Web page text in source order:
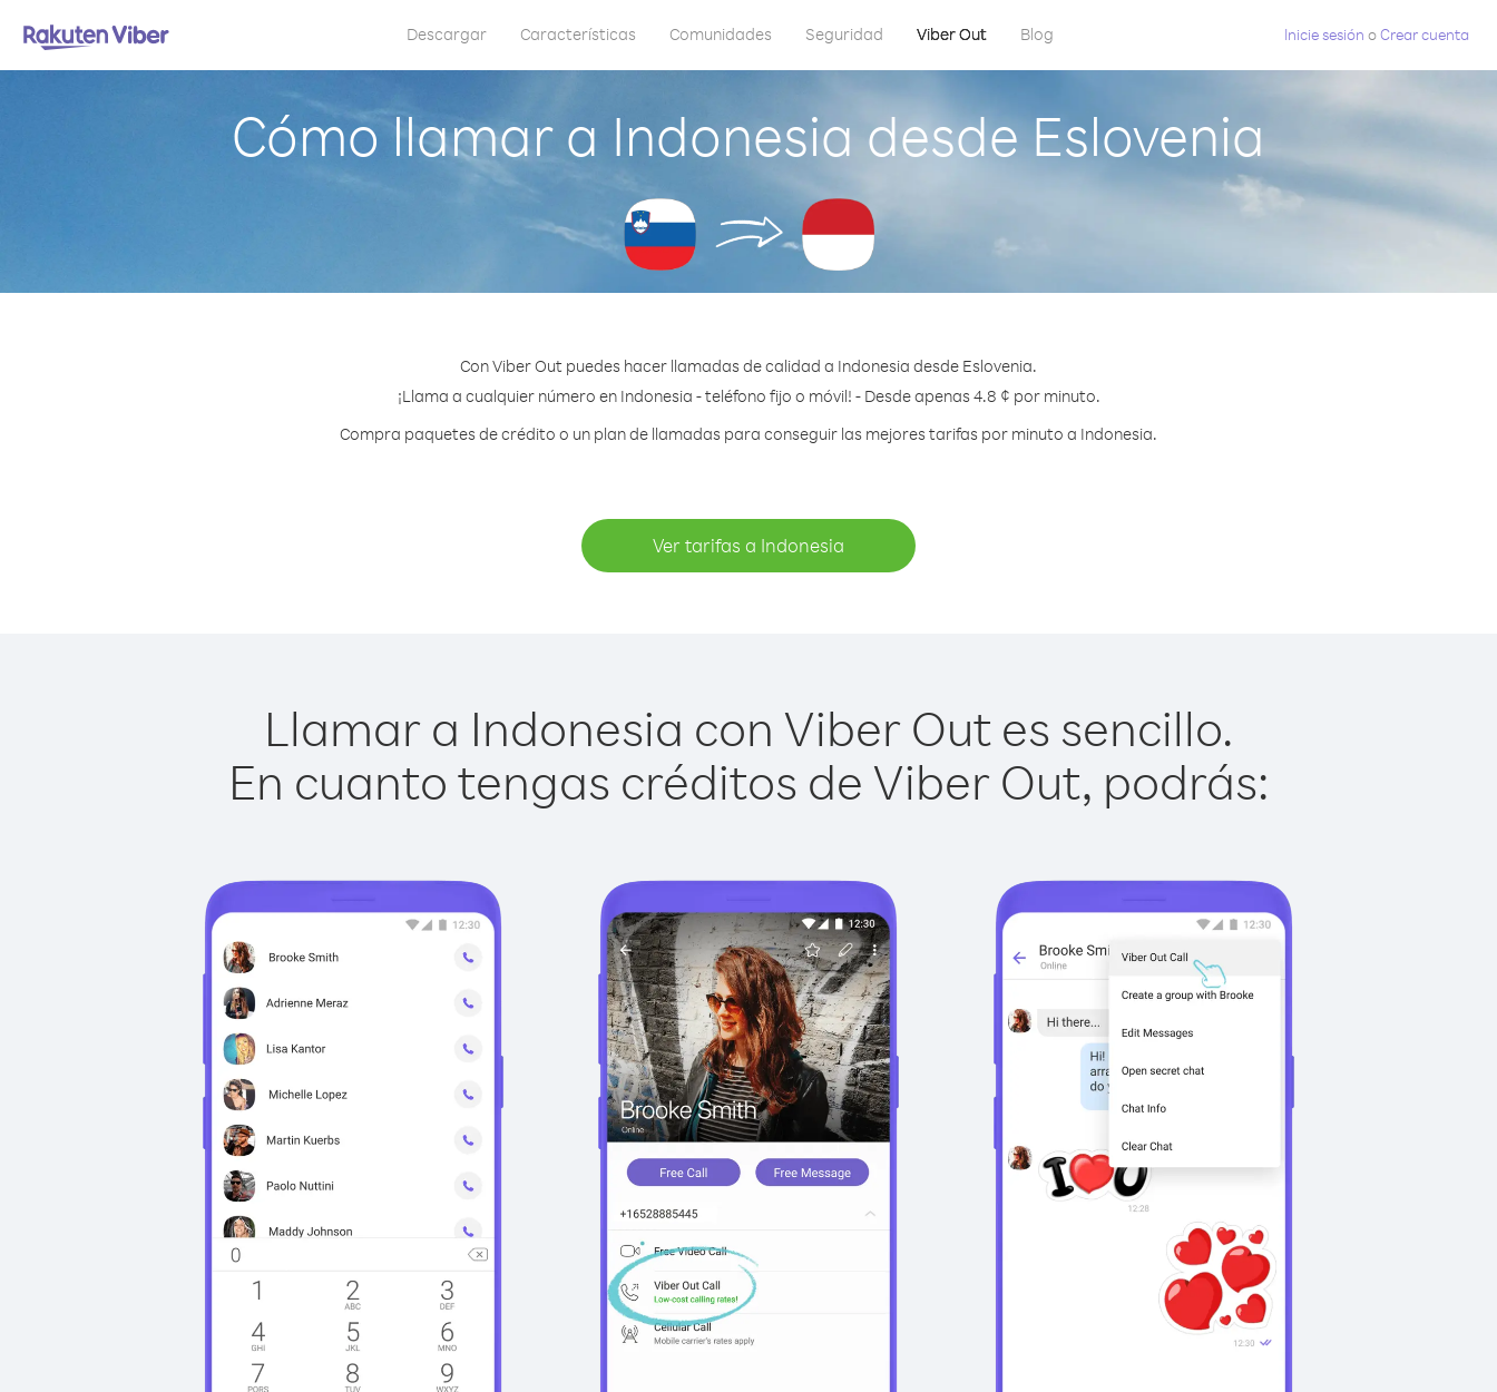
Descargar Características Comunidades Seguridad Viber Out Blog Inicie sesión oCrear cuenta
Cómo llamar a Indonesia desde Eslovenia
Con Viber Out puedes hacer llamadas de calidad a Indonesia desde Eslovenia.
¡Llama a cualquier número en Indonesia - teléfono fijo o móvil! - Desde apenas 4.8 ¢ por minuto.
Compra paquetes de crédito o un plan de llamadas para conseguir las mejores tarifas por minuto a Indonesia.
Ver tarifas a Indonesia
Llamar a Indonesia con Viber Out es sencillo.
En cuanto tengas créditos de Viber Out, podrás: